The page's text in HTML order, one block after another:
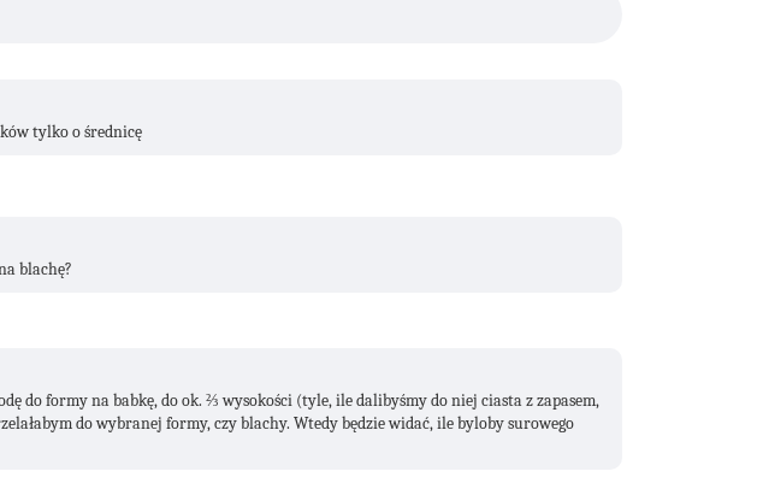
tylko o średnicę
blachę?
do formy na babkę, do ok. ⅔ wysokości (tyle, ile dalibyśmy do niej ciasta z zapasem,
do wybranej formy, czy blachy. Wtedy będzie widać, ile byloby surowego